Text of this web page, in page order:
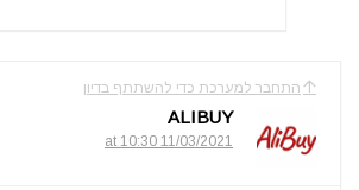
התחבר למערכת כדי להשתתף בדיון
ALIBUY
11/03/2021 at 10:30